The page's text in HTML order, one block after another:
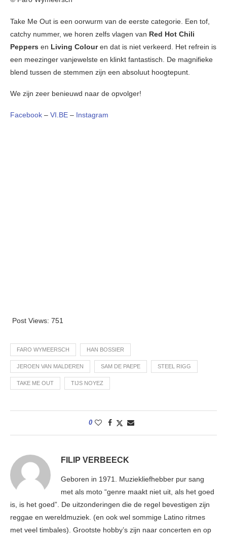
Take Me Out is een oorwurm van de eerste categorie. Een tof,
catchy nummer, we horen zelfs vlagen van Red Hot Chili
Peppers en Living Colouren dat is niet verkeerd. Het refrein is
een meezinger vanjewelste en klinkt fantastisch. De magnifieke
blend tussen de stemmen zijn een absoluut hoogtepunt.
We zijn zeer benieuwd naar de opvolger!
Facebook – VI.BE – Instagram
Post Views: 751
FARO WYMEERSCH HAN BOSSIER
JEROEN VAN MALDEREN SAM DE PAEPE STEEL RIGG
TAKE ME OUT TIJS NOYEZ
0
FILIP VERBEECK
Geboren in 1971. Muziekliefhebber pur sang
met als moto “genre maakt niet uit, als het goed
is, is het goed”. De uitzonderingen die de regel bevestigen zijn
reggae en wereldmuziek. (en ook wel sommige Latino ritmes
met veel timbales). Grootste hobby’s zijn naar concerten en op